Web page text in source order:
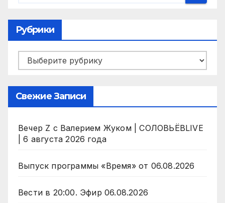
Рубрики
Рубрики
Свежие Записи
Вечер Z с Валерием Жуком | СОЛОВЬЁВLIVE
| 6 августа 2026 года
Выпуск программы «Время» от 06.08.2026
Вести в 20:00. Эфир 06.08.2026